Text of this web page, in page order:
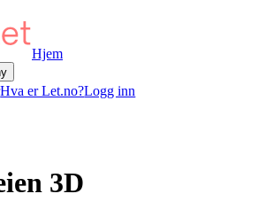
Hjem
Hva er Let.no?Logg inn
3D